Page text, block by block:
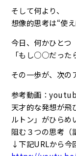
そして何より、
想像的思考は“使
今日、何かひとつ
「もし○○だった
その一歩が、次の
参考動画：
天才的な発想が飛
ルトン」がひらめ
阻む３つの思考
↓下記URLから今